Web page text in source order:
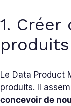
1. Créer
produits
Le Data Product
produits. Il
concevoir de